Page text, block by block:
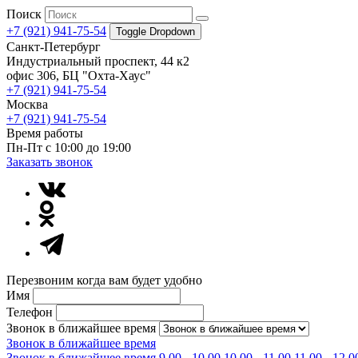
Поиск
+7 (921) 941-75-54
Toggle Dropdown
Санкт-Петербург
Индустриальный проспект, 44 к2
офис 306, БЦ "Охта-Хаус"
+7 (921) 941-75-54
Москва
+7 (921) 941-75-54
Время работы
Пн-Пт с 10:00 до 19:00
Заказать звонок
Перезвоним когда вам будет удобно
Имя
Телефон
Звонок в ближайшее время
Звонок в ближайшее время